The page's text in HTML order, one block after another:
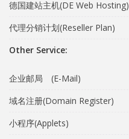
德国建站主机(DE Web Hosting)
代理分销计划(Reseller Plan)
Other Service:
企业邮局 (E-Mail)
域名注册(Domain Register)
小程序(Applets)